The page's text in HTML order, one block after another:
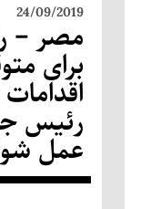
24/09/2019
مصر –
برای
رئیس
عمل